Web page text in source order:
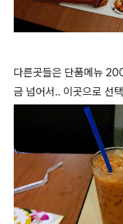
다른곳들은 단품메뉴
금 넘어서.. 이곳으로 선택